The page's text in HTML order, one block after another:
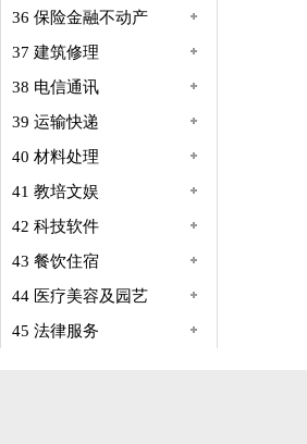
36 保险金融不动产
37 建筑修理
38 电信通讯
39 运输快递
40 材料处理
41 教培文娱
42 科技软件
43 餐饮住宿
44 医疗美容及园艺
45 法律服务